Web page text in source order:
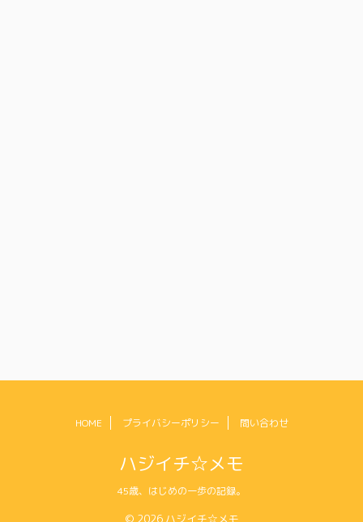
HOME プライバシーポリシー 問い合わせ
ハジイチ☆メモ
45歳、はじめの一歩の記録。
© 2026 ハジイチ☆メモ